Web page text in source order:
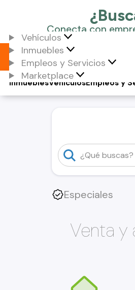
Vehículos
Inmuebles
Empleos y Servicios
Marketplace
Vehículos
Inmuebles Empleos y
Especiales
Venta y